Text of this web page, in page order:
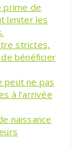
prime de
limiter les
strictes,
bénéficier
peut ne pas
à l’arrivée
naissance